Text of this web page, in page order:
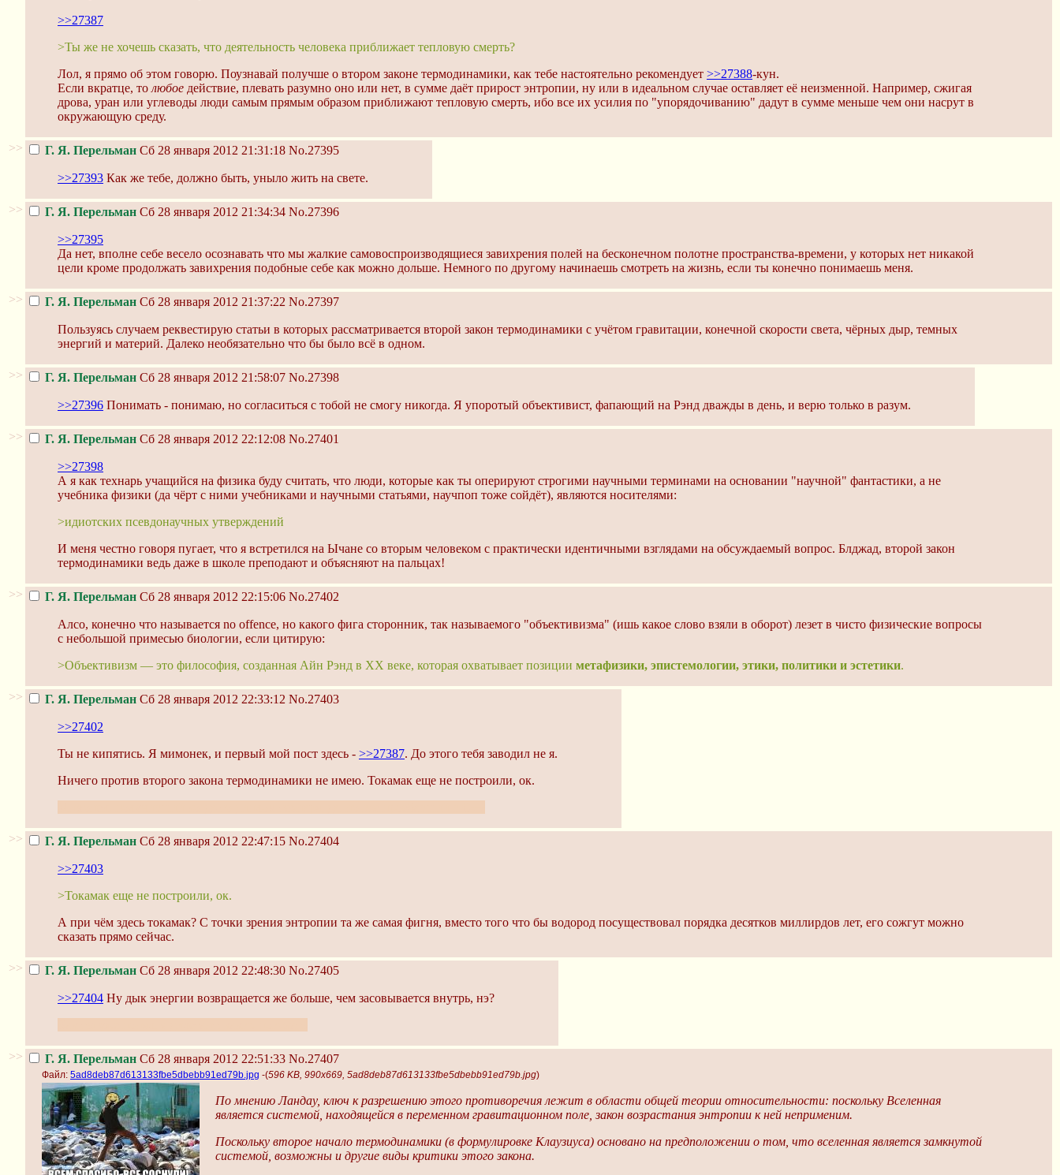
>>27387
>Ты же не хочешь сказать, что деятельность человека приближает тепловую смерть?
Лол, я прямо об этом говорю. Поузнавай получше о втором законе термодинамики, как тебе настоятельно рекомендует >>27388-кун.
Если вкратце, то любое действие, плевать разумно оно или нет, в сумме даёт прирост энтропии, ну или в идеальном случае оставляет её неизменной. Например, сжигая
дрова, уран или углеводы люди самым прямым образом приближают тепловую смерть, ибо все их усилия по "упорядочиванию" дадут в сумме меньше чем они насрут в
окружающую среду.
>> Г. Я. Перельман Сб 28 января 2012 21:31:18 No.27395
>>27393 Как же тебе, должно быть, уныло жить на свете.
>> Г. Я. Перельман Сб 28 января 2012 21:34:34 No.27396
>>27395
Да нет, вполне себе весело осознавать что мы жалкие самовоспроизводящиеся завихрения полей на бесконечном полотне пространства-времени, у которых нет никакой
цели кроме продолжать завихрения подобные себе как можно дольше. Немного по другому начинаешь смотреть на жизнь, если ты конечно понимаешь меня.
>> Г. Я. Перельман Сб 28 января 2012 21:37:22 No.27397
Пользуясь случаем реквестирую статьи в которых рассматривается второй закон термодинамики с учётом гравитации, конечной скорости света, чёрных дыр, темных
энергий и материй. Далеко необязательно что бы было всё в одном.
>> Г. Я. Перельман Сб 28 января 2012 21:58:07 No.27398
>>27396 Понимать - понимаю, но согласиться с тобой не смогу никогда. Я упоротый объективист, фапающий на Рэнд дважды в день, и верю только в разум.
>> Г. Я. Перельман Сб 28 января 2012 22:12:08 No.27401
>>27398
А я как технарь учащийся на физика буду считать, что люди, которые как ты оперируют строгими научными терминами на основании "научной" фантастики, а не
учебника физики (да чёрт с ними учебниками и научными статьями, научпоп тоже сойдёт), являются носителями:
>идиотских псевдонаучных утверждений
И меня честно говоря пугает, что я встретился на Ычане со вторым человеком с практически идентичными взглядами на обсуждаемый вопрос. Блджад, второй закон
термодинамики ведь даже в школе преподают и объясняют на пальцах!
>> Г. Я. Перельман Сб 28 января 2012 22:15:06 No.27402
Алсо, конечно что называется no offence, но какого фига сторонник, так называемого "объективизма" (ишь какое слово взяли в оборот) лезет в чисто физические вопросы
с небольшой примесью биологии, если цитирую:
>Объективизм — это философия, созданная Айн Рэнд в XX веке, которая охватывает позиции метафизики, эпистемологии, этики, политики и эстетики.
>> Г. Я. Перельман Сб 28 января 2012 22:33:12 No.27403
>>27402
Ты не кипятись. Я мимонек, и первый мой пост здесь - >>27387. До этого тебя заводил не я.
Ничего против второго закона термодинамики не имею. Токамак еще не построили, ок.
>> Г. Я. Перельман Сб 28 января 2012 22:47:15 No.27404
>>27403
>Токамак еще не построили, ок.
А при чём здесь токамак? С точки зрения энтропии та же самая фигня, вместо того что бы водород посуществовал порядка десятков миллирдов лет, его сожгут можно
сказать прямо сейчас.
>> Г. Я. Перельман Сб 28 января 2012 22:48:30 No.27405
>>27404 Ну дык энергии возвращается же больше, чем засовывается внутрь, нэ?
>> Г. Я. Перельман Сб 28 января 2012 22:51:33 No.27407
Файл: 5ad8deb87d613133fbe5dbebb91ed79b.jpg -(596 KB, 990x669, 5ad8deb87d613133fbe5dbebb91ed79b.jpg)
По мнению Ландау, ключ к разрешению этого противоречия лежит в области общей теории относительности: поскольку Вселенная
является системой, находящейся в переменном гравитационном поле, закон возрастания энтропии к ней неприменим.
Поскольку второе начало термодинамики (в формулировке Клаузиуса) основано на предположении о том, что вселенная является замкнутой
системой, возможны и другие виды критики этого закона.